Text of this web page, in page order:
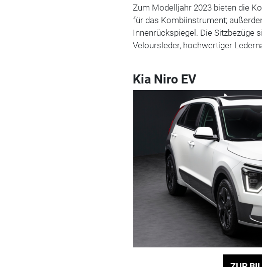
Zum Modelljahr 2023 bieten die
für das Kombiinstrument;
Innenrückspiegel. Die Sitzbezüge
Veloursleder, hochwertiger
Kia Niro EV